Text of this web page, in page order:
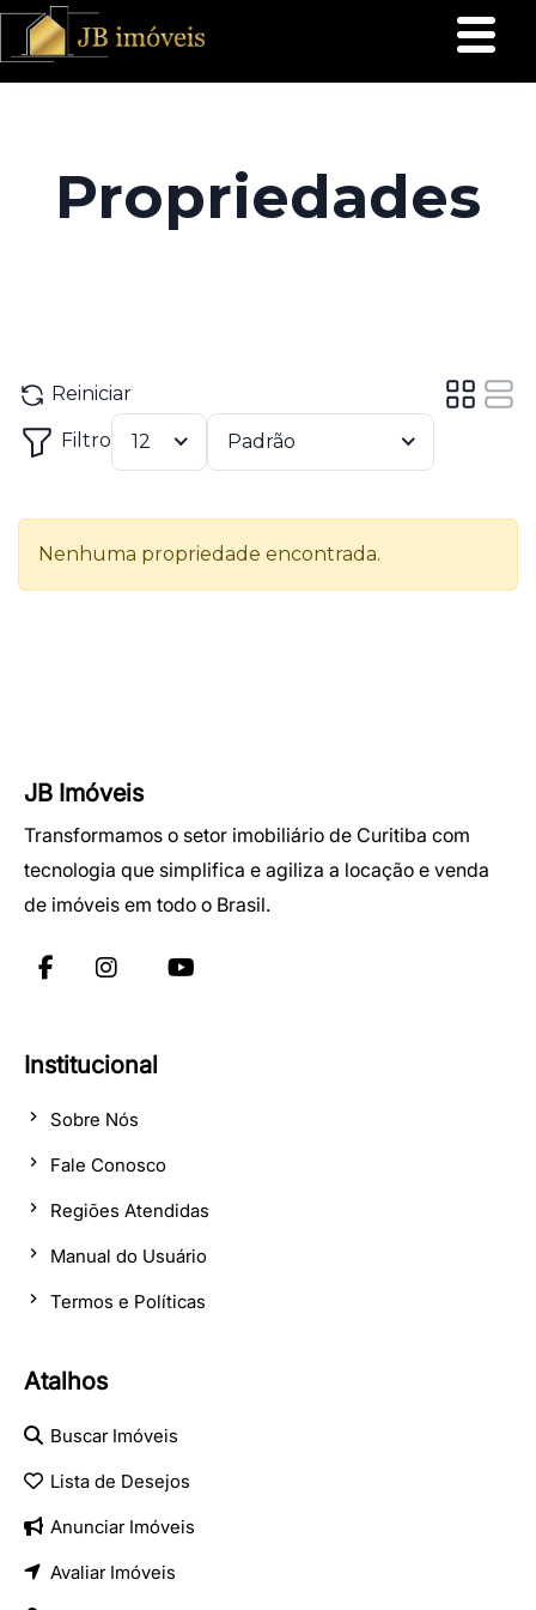
JB Imóveis
Transformamos o setor imobiliário de Curitiba com
tecnologia que simplifica e agiliza a locação e venda
de imóveis em todo o Brasil.
Institucional
Sobre Nós
Fale Conosco
Regiões Atendidas
Manual do Usuário
Termos e Políticas
Atalhos
Buscar Imóveis
Lista de Desejos
Anunciar Imóveis
Avaliar Imóveis